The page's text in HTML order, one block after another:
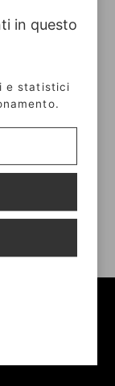
in questo
e statistici